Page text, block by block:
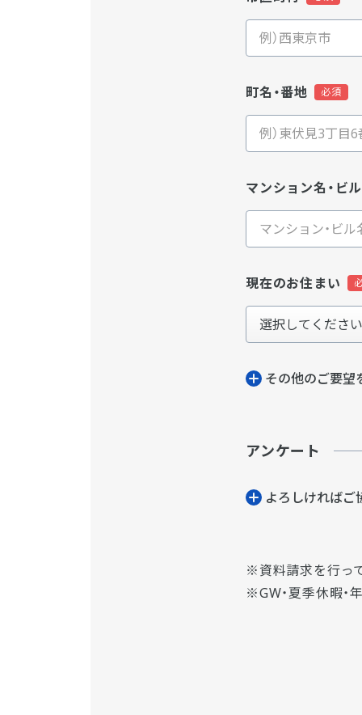
町名・番地
マンション名・ビ
現在のお住まい
その他のご要望
アンケート
よろしければご
資料請求を行っ
GW・夏季休暇